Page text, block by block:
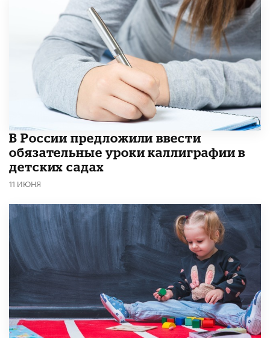
В России предложили ввести
обязательные уроки каллиграфии в
детских садах
11 ИЮНЯ